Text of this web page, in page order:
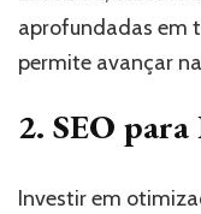
aprofundadas em
permite avançar
2. SEO para
Investir em